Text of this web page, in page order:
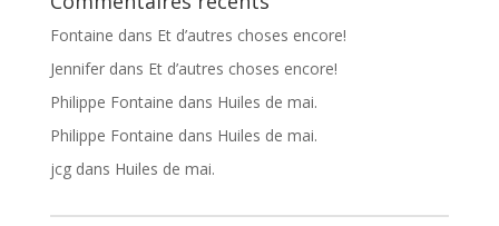
Fontaine dans Et d’autres choses encore!
Jenniferdans Et d’autres choses encore!
Philippe Fontaine dans Huiles de mai.
Philippe Fontaine dans Huiles de mai.
jcgdans Huiles de mai.